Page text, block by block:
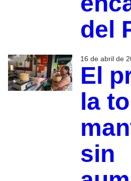
del
16 de abril de
El
la
sin